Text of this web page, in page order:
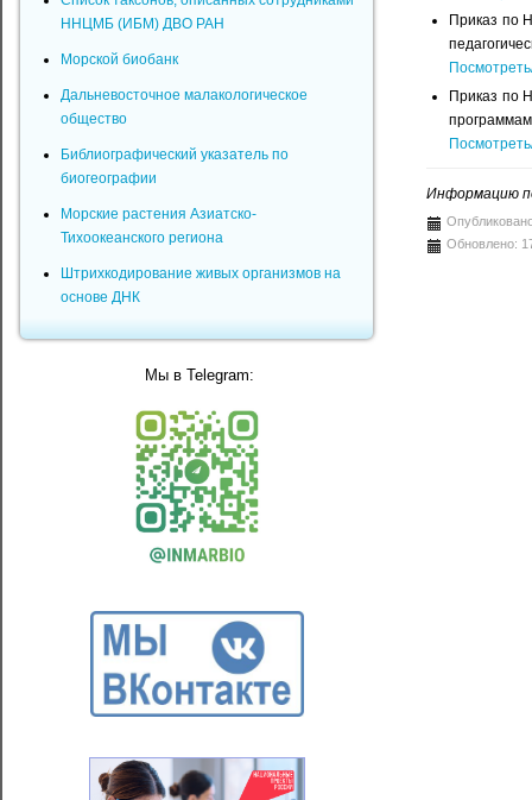
Приказ по
Приказ по
программам
Информацию
Обновлено:
ННЦМБ (ИБМ) ДВО РАН
Морской биобанк
Дальневосточное малакологическое
общество
Библиографический указатель по
биогеографии
Морские растения Азиатско-
Тихоокеанского региона
Штрихкодирование живых организмов на
основе ДНК
Мы в Telegram: